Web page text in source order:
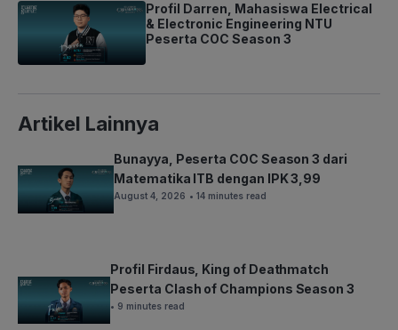
Profil Darren, Mahasiswa Electrical
& Electronic Engineering NTU
Peserta COC Season 3
Artikel Lainnya
Bunayya, Peserta COC Season 3 dari
Matematika ITB dengan IPK 3,99
August 4, 2026 • 14 minutes read
Profil Firdaus, King of Deathmatch
Peserta Clash of Champions Season 3
• 9 minutes read